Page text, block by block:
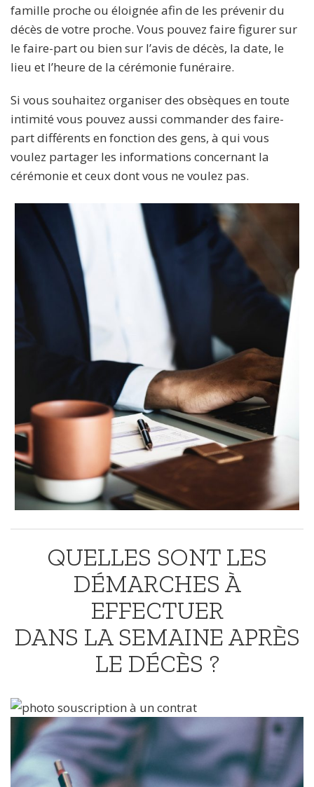
famille proche ou éloignée afin de les prévenir du
décès de votre proche. Vous pouvez faire figurer sur
le faire-part ou bien sur l’avis de décès, la date, le
lieu et l’heure de la cérémonie funéraire.
Si vous souhaitez organiser des obsèques en toute
intimité vous pouvez aussi commander des faire-
part différents en fonction des gens, à qui vous
voulez partager les informations concernant la
cérémonie et ceux dont vous ne voulez pas.
QUELLES SONT LES
DÉMARCHES À
EFFECTUER
DANS LA SEMAINE APRÈS
LE DÉCÈS ?